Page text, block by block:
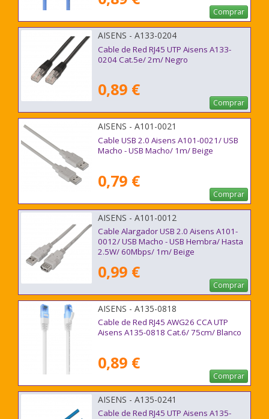
Comprar
AISENS - A133-0204
Cable de Red RJ45 UTP Aisens A133-
0204 Cat.5e/ 2m/ Negro
0,89 €
Comprar
AISENS - A101-0021
Cable USB 2.0 Aisens A101-0021/ USB
Macho - USB Macho/ 1m/ Beige
0,79 €
Comprar
AISENS - A101-0012
Cable Alargador USB 2.0 Aisens A101-
0012/ USB Macho - USB Hembra/ Hasta
2.5W/ 60Mbps/ 1m/ Beige
0,99 €
Comprar
AISENS - A135-0818
Cable de Red RJ45 AWG26 CCA UTP
Aisens A135-0818 Cat.6/ 75cm/ Blanco
0,89 €
Comprar
AISENS - A135-0241
Cable de Red RJ45 UTP Aisens A135-